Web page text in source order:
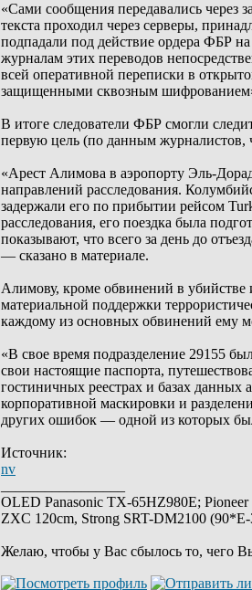
«Сами сообщения передавались
текста проходил через серверы,
подпадали под действие ордера ФБР
журналам этих переводов
всей оперативной переписки в
защищенными сквозным
В итоге следователи ФБР смогли
первую цель (по данным журналистов,
«Арест Алимова в аэропорту Эль-
направлений расследования.
задержали его по прибытии рейсом
расследования, его поездка была
показывают, что всего за день до
— сказано в материале.
Алимову, кроме обвинений в
материальной поддержки
каждому из основных обвинений ему
«В свое время подразделение 29155
свои настоящие паспорта,
гостиничных реестрах и базах
корпоративной маскировки и
других ошибок — одной из которых
Источник:
nv
OLED Panasonic TX-65HZ980E;
ZXC 120cm, Strong SRT-DM2100
Желаю, чтобы у Вас сбылось то, чего